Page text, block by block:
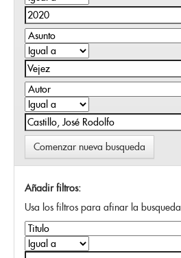
Comenzar nueva busqueda
Añadir filtros:
Usa los filtros para afinar la busqueda.